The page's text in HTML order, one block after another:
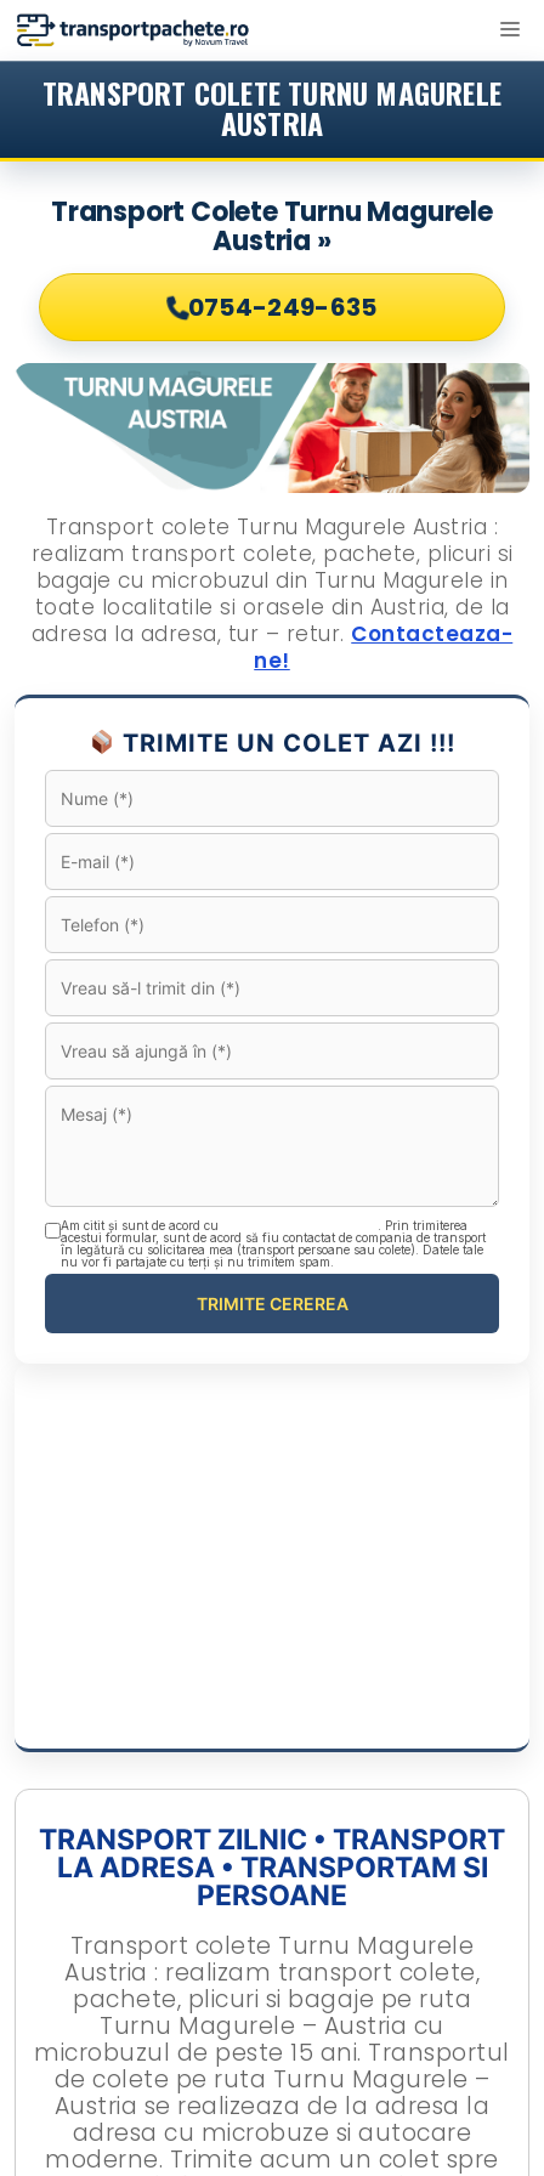
Sari
TRANSPORT COLETE TURNU MAGURELE
AUSTRIA
Transport Colete Turnu Magurele
Austria »
0754-249-635
Transport colete Turnu Magurele Austria :
realizam transport colete, pachete, plicuri si
bagaje cu microbuzul din Turnu Magurele in
toate localitatile si orasele din Austria, de la
adresa la adresa, tur – retur. Contacteaza-
ne!
TRIMITE UN COLET AZI !!!
Am citit și sunt de acord cu
. Prin trimiterea
acestui formular, sunt de acord să fiu contactat de compania de transport
în legătură cu solicitarea mea (transport persoane sau colete). Datele tale
nu vor fi partajate cu terți și nu trimitem spam.
TRANSPORT ZILNIC • TRANSPORT
LA ADRESA • TRANSPORTAM SI
PERSOANE
Transport colete Turnu Magurele
Austria : realizam transport colete,
pachete, plicuri si bagaje pe ruta
Turnu Magurele – Austria cu
microbuzul de peste 15 ani. Transportul
de colete pe ruta Turnu Magurele –
Austria se realizeaza de la adresa la
adresa cu microbuze si autocare
moderne. Trimite acum un colet spre